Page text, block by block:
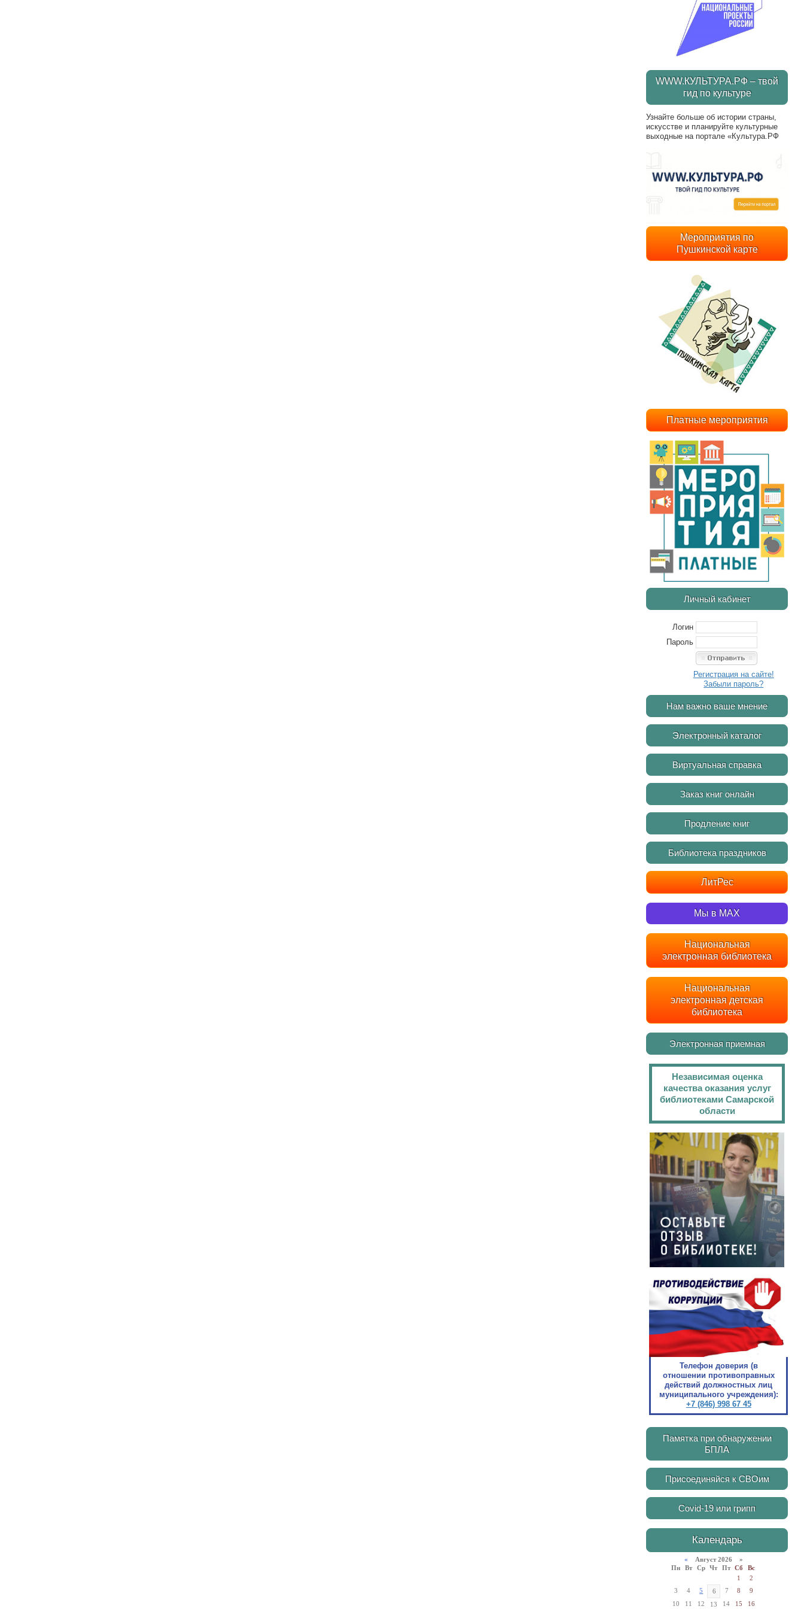
WWW.КУЛЬТУРА.РФ – твой
гид по культуре
Узнайте больше об истории страны,
искусстве и планируйте культурные
выходные на портале «Культура.РФ
Мероприятия по
Пушкинской карте
Платные мероприятия
Личный кабинет
Логин
Пароль
Регистрация на сайте!
Забыли пароль?
Нам важно ваше мнение
Электронный каталог
Виртуальная справка
Заказ книг онлайн
Продление книг
Библиотека праздников
ЛитРес
Мы в MAX
Национальная
электронная библиотека
Национальная
электронная детская
библиотека
Электронная приемная
Независимая оценка
качества оказания услуг
библиотеками Самарской
области
Телефон доверия (в
отношении противоправных
действий должностных лиц
муниципального учреждения):
+7 (846) 998 67 45
Памятка при обнаружении
БПЛА
Присоединяйся к СВОим
Covid-19 или грипп
Календарь
« Август 2026 »
Пн
Вт Ср Чт Пт Сб
Вс
1
2
3
4 5 6 7 8
9
10
11 12 13 14 15 16